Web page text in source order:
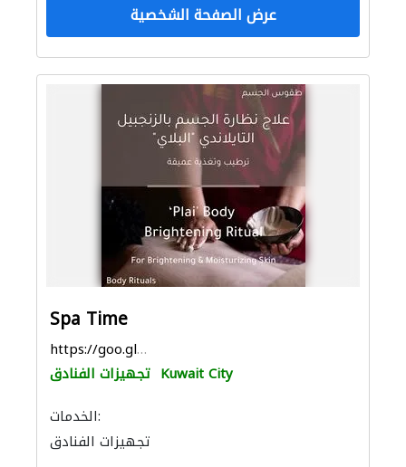
عرض الصفحة الشخصية
Spa Time
https://goo.gl/maps/anQ6HDjNW8difgbm8
تجهيزات الفنادق Kuwait City
الخدمات:
تجهيزات الفنادق